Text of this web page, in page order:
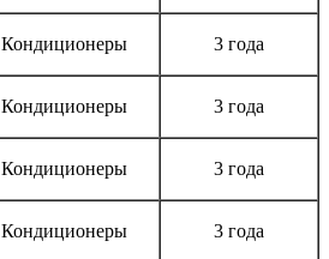
Кондиционеры 3 года
Кондиционеры 3 года
Кондиционеры 3 года
Кондиционеры 3 года